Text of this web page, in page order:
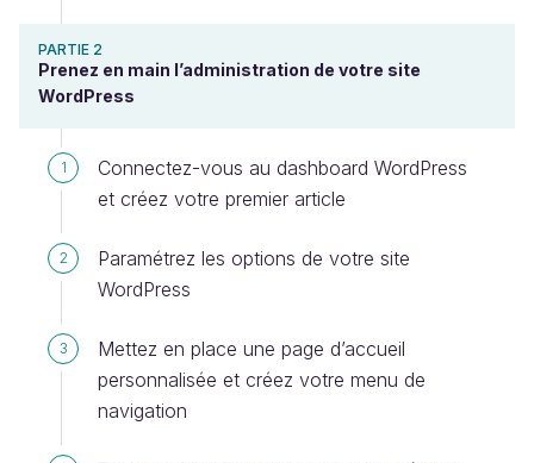
PARTIE 2
Prenez en main l’administration de votre site
WordPress
1
Connectez-vous au dashboard WordPress
et créez votre premier article
2
Paramétrez les options de votre site
WordPress
3
Mettez en place une page d’accueil
personnalisée et créez votre menu de
navigation